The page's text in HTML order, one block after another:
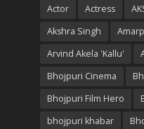
Actor Actress
Akshra Singh
Arvind Akela 'Kallu'
Bhojpuri Cinema
Bhojpuri Film Hero
bhojpuri khabar